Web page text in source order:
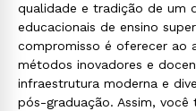
qualidade e tradição de um
educacionais de ensino
compromisso é oferecer ao
métodos inovadores e
infraestrutura moderna e
pós-graduação. Assim,
Rápido e fácil
WhatsApp